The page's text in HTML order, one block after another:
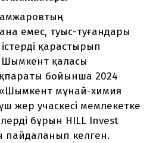
емес, туыс-туғандары
қарастырып
қаласы
бойынша 2024
«Шымкент мұнай-химия
жер учаскесі мемлекетке
бұрын HILL Invest
пайдаланып келген.